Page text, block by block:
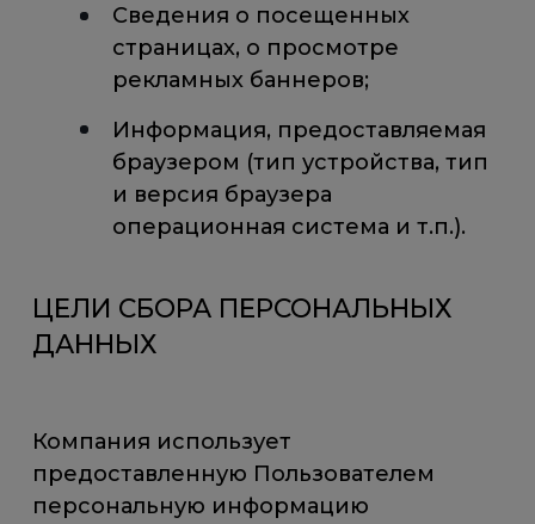
Сведения о посещенных
страницах, о просмотре
рекламных баннеров;
Информация, предоставляемая
браузером (тип устройства, тип
и версия браузера
операционная система и т.п.).
ЦЕЛИ СБОРА ПЕРСОНАЛЬНЫХ
ДАННЫХ
Компания использует
предоставленную Пользователем
персональную информацию